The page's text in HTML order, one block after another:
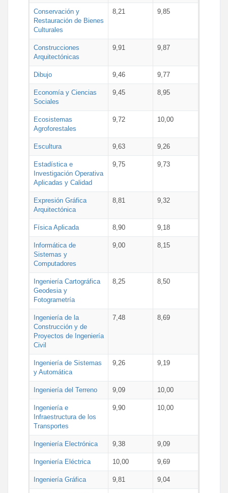
Conservación y
Restauración de Bienes
Culturales
8,21 9,85
Construcciones
Arquitectónicas
9,91 9,87
Dibujo 9,46 9,77
Economía y Ciencias
Sociales
9,45 8,95
Ecosistemas
Agroforestales
9,72 10,00
Escultura 9,63 9,26
Estadística e
Investigación Operativa
Aplicadas y Calidad
9,75 9,73
Expresión Gráfica
Arquitectónica
8,81 9,32
Física Aplicada 8,90 9,18
Informática de
Sistemas y
Computadores
9,00 8,15
Ingeniería Cartográfica
Geodesia y
Fotogrametría
8,25 8,50
Ingeniería de la
Construcción y de
Proyectos de Ingeniería
Civil
7,48 8,69
Ingeniería de Sistemas
y Automática
9,26 9,19
Ingeniería del Terreno 9,09 10,00
Ingeniería e
Infraestructura de los
Transportes
9,90 10,00
Ingeniería Electrónica 9,38 9,09
Ingeniería Eléctrica 10,00 9,69
Ingeniería Gráfica 9,81 9,04